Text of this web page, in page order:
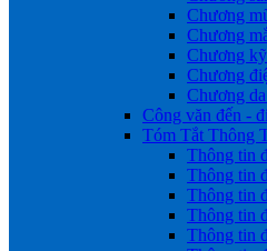
Chương
Chương
Chương
Chương
Chương
Công văn đến - đi
Tóm Tắt Thông
Thông tin
Thông tin
Thông tin
Thông tin
Thông tin